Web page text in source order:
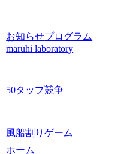
お知らせプログラム
maruhi laboratory
50タップ競争
風船割りゲーム
ホーム